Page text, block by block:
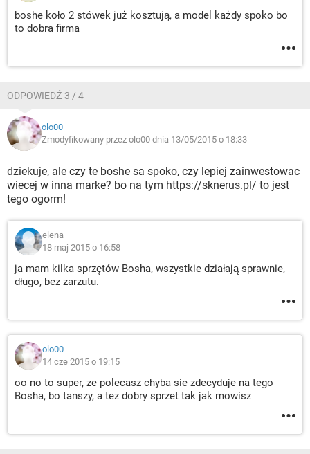
boshe koło 2 stówek już kosztują, a model każdy spoko bo
to dobra firma
ODPOWIEDŹ 3 / 4
olo00
Zmodyfikowany przez olo00 dnia 13/05/2015 o 18:33
dziekuje, ale czy te boshe sa spoko, czy lepiej zainwestowac
wiecej w inna marke? bo na tym https://sknerus.pl/ to jest
tego ogorm!
elena
18 maj 2015 o 16:58
ja mam kilka sprzętów Bosha, wszystkie działają sprawnie,
długo, bez zarzutu.
olo00
14 cze 2015 o 19:15
oo no to super, ze polecasz chyba sie zdecyduje na tego
Bosha, bo tanszy, a tez dobry sprzet tak jak mowisz